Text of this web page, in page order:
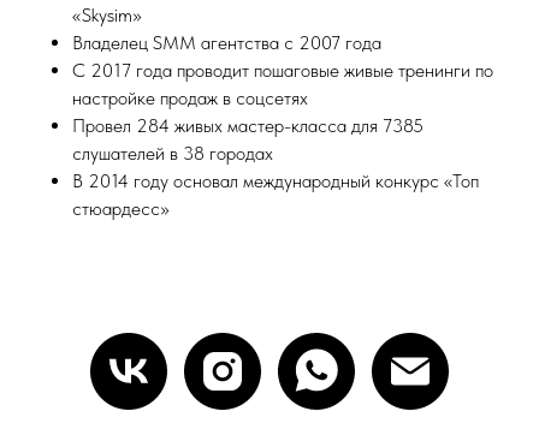
«Skysim»
Владелец SMM агентства с 2007 года
С 2017 года проводит пошаговые живые тренинги по
настройке продаж в соцсетях
Провел 284 живых мастер-класса для 7385
слушателей в 38 городах
В 2014 году основал международный конкурс «Топ
стюардесс»